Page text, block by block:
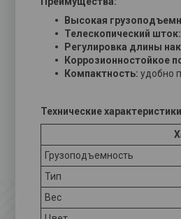
Высокая
Телескопический шток:
Регулировка длины
Коррозионностойкое
Компактность: удобно
Технические характеристики
Грузоподъемность
Тип
Вес